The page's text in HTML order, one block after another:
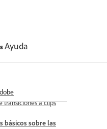
Ayuda
y degradado de
transiciones a clips
básicos sobre las